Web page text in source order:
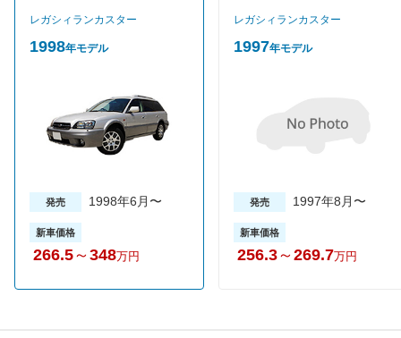
レガシィランカスター
1998年モデル
発売 1998年6月〜
新車価格
266.5～ 348万円
レガシィランカスター
1997年モデル
発売 1997年8月〜
新車価格
256.3～ 269.7万円